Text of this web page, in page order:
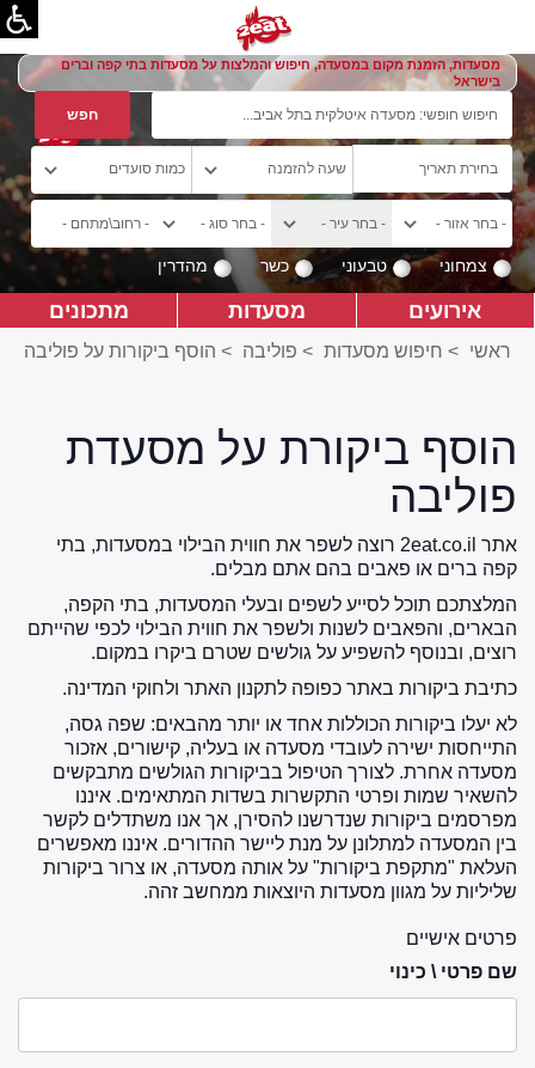
מסעדות, הזמנת מקום במסעדה, חיפוש והמלצות על מסעדות בתי קפה וברים
בישראל
צמחוני טבעוני כשר מהדרין
אירועים מסעדות מתכונים
ראשי > חיפוש מסעדות > פוליבה > הוסף ביקורות על פוליבה
הוסף ביקורת על מסעדת
פוליבה
אתר 2eat.co.il רוצה לשפר את חווית הבילוי במסעדות, בתי
קפה ברים או פאבים בהם אתם מבלים.
המלצתכם תוכל לסייע לשפים ובעלי המסעדות, בתי הקפה,
הבארים, והפאבים לשנות ולשפר את חווית הבילוי לכפי שהייתם
רוצים, ובנוסף להשפיע על גולשים שטרם ביקרו במקום.
כתיבת ביקורות באתר כפופה לתקנון האתר ולחוקי המדינה.
לא יעלו ביקורות הכוללות אחד או יותר מהבאים: שפה גסה,
התייחסות ישירה לעובדי מסעדה או בעליה, קישורים, אזכור
מסעדה אחרת. לצורך הטיפול בביקורות הגולשים מתבקשים
להשאיר שמות ופרטי התקשרות בשדות המתאימים. איננו
מפרסמים ביקורות שנדרשנו להסירן, אך אנו משתדלים לקשר
בין המסעדה למתלונן על מנת ליישר ההדורים. איננו מאפשרים
העלאת "מתקפת ביקורות" על אותה מסעדה, או צרור ביקורות
שליליות על מגוון מסעדות היוצאות ממחשב זהה.
פרטים אישיים
שם פרטי \ כינוי